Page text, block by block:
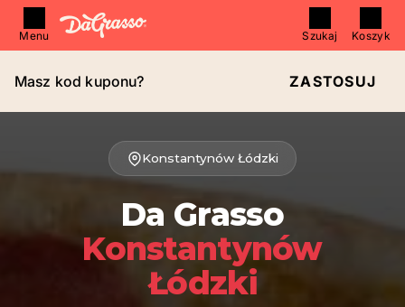
Menu Szukaj Koszyk
Masz kod kuponu? ZASTOSUJ
Konstantynów Łódzki
Da Grasso
Konstantynów
Łódzki